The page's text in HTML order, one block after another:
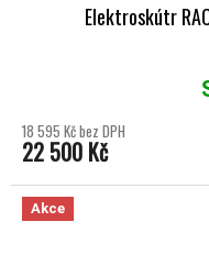
Elektroskútr
Průměrné hodnocení
18 595 Kč bez DPH
22 500 Kč
Akce